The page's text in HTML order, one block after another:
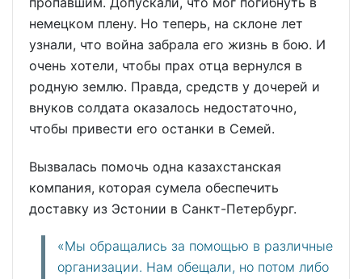
немецком плену. Но теперь, на склоне лет
узнали, что война забрала его жизнь в бою. И
очень хотели, чтобы прах отца вернулся в
родную землю. Правда, средств у дочерей и
внуков солдата оказалось недостаточно,
чтобы привести его останки в Семей.
Вызвалась помочь одна казахстанская
компания, которая сумела обеспечить
доставку из Эстонии в Санкт-Петербург.
«Мы обращались за помощью в различные
организации. Нам обещали, но потом либо